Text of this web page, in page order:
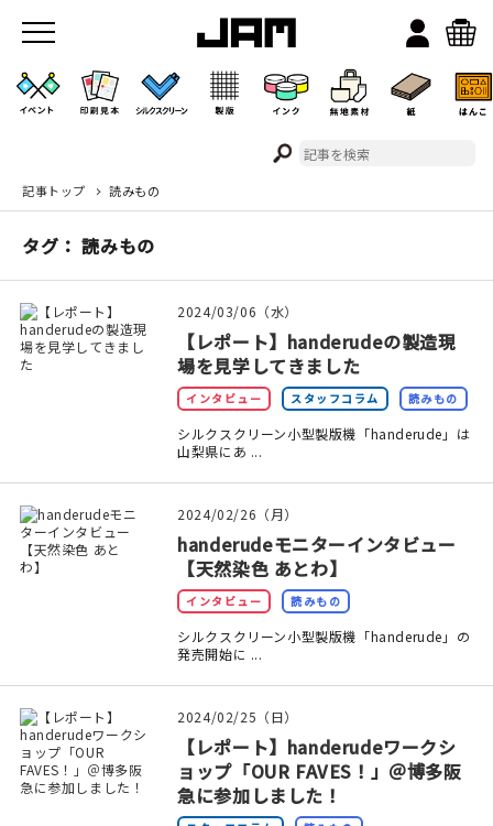
JAMのこと
お店/ワークスペース
印刷見本
シルクスクリーン
本
文房具
記事トップ 読みもの
タグ： 読みもの
2024/03/06（水）
【レポート】handerudeの製造現
場を見学してきました
インタビュー スタッフコラム 読みもの
シルクスクリーン小型製版機「handerude」は
山梨県にあ ...
2024/02/26（月）
handerudeモニターインタビュー
【天然染色 あとわ】
インタビュー 読みもの
シルクスクリーン小型製版機「handerude」の
発売開始に ...
2024/02/25（日）
【レポート】handerudeワークシ
ョップ「OUR FAVES！」＠博多阪
急に参加しました！